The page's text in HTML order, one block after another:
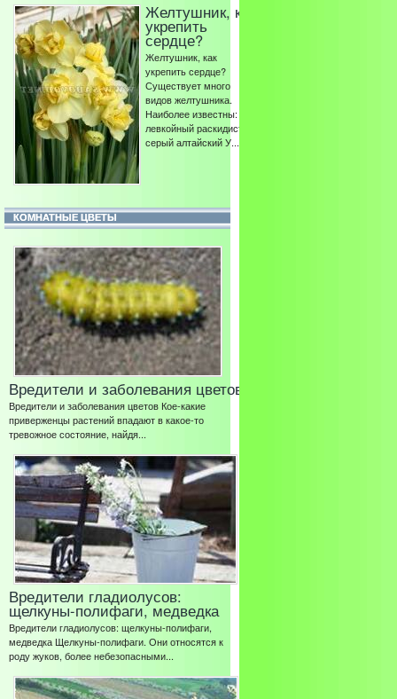
Желтушник, как
укрепить
сердце?
Желтушник, как
укрепить сердце?
Существует много
видов желтушника.
Наиболее известны:
левкойный раскидистый
серый алтайский У...
КОМНАТНЫЕ ЦВЕТЫ
Вредители и заболевания цветов
Вредители и заболевания цветов Кое-какие
приверженцы растений впадают в какое-то
тревожное состояние, найдя...
Вредители гладиолусов:
щелкуны-полифаги, медведка
Вредители гладиолусов: щелкуны-полифаги,
медведка Щелкуны-полифаги. Они относятся к
роду жуков, более небезопасными...